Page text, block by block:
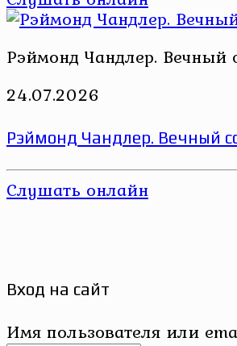
Рэймонд Чандлер. Вечный
24.07.2026
Рэймонд Чандлер. Вечный
Слушать онлайн
Вход на сайт
Имя пользователя или